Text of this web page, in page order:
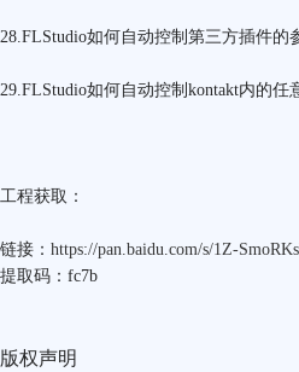
28.FLStudio如何自动控制第三方插件的
29.FLStudio如何自动控制kontakt内的任
工程获取：
链接： https://pan.baidu.com/s/1Z-
提取码：fc7b
版权声明